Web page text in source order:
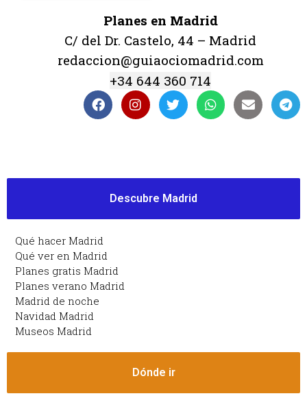
Planes en Madrid
C/ del Dr. Castelo, 44 – Madrid
redaccion@guiaociomadrid.com
+34 644 360 714
Descubre Madrid
Qué hacer Madrid
Qué ver en Madrid
Planes gratis Madrid
Planes verano Madrid
Madrid de noche
Navidad Madrid
Museos Madrid
Dónde ir